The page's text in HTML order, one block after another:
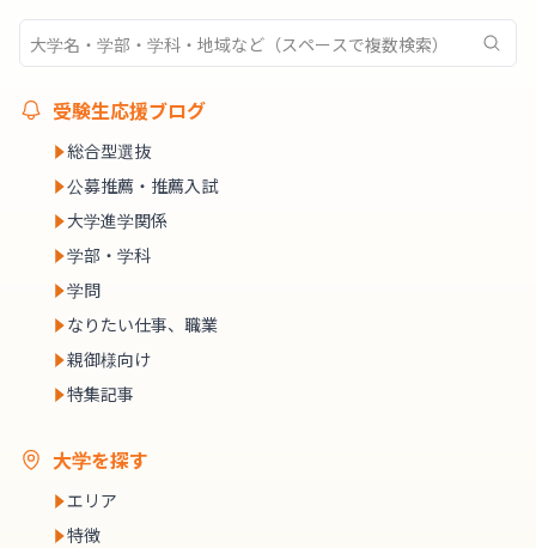
受験生応援ブログ
総合型選抜
公募推薦・推薦入試
大学進学関係
学部・学科
学問
なりたい仕事、職業
親御様向け
特集記事
大学を探す
エリア
特徴